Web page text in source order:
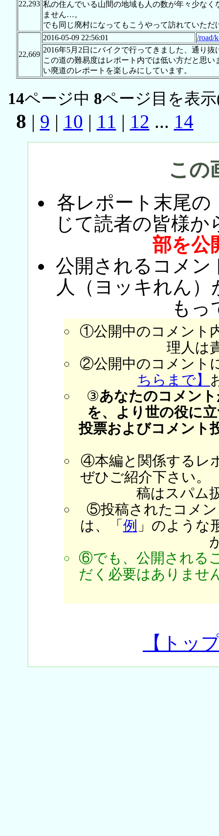
22,293 私の住んでいる山間の地域も人の数が年々少な
ません…。
でも同じ廃村になってもこうやって訪れていた
22,669
2016-05-09 22:56:01
/road/
2016年5月2日にバイクで行ってきました、通り抜
この道の難易度はレポート内では低い方だと思
い廃道のレポートを楽しみにしています。
14ページ中 8ページ目を表
8 | 9 | 10 | 11 | 12 ... 14
この
各レポート末尾の
じて読者の皆様か
部を公
公開されるコメン
人（ヨッキれん
もっ
①公開中のコメント
理人は
②公開中のコメント
ちらまで】
③あなたのコメン
を、より世の役に
投票およびコメント
④本編と関係するレ
ぜひご紹介下さい。
稿はスパム
⑤投稿されたコメン
は、「 例 」のような
⑥でも、公開される
だく必要はありませ
【トッ